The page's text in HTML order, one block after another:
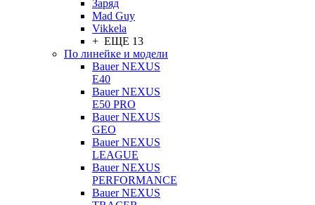
Заряд
Mad Guy
Vikkela
+ ЕЩЕ 13
По линейке и модели
Bauer NEXUS
E40
Bauer NEXUS
E50 PRO
Bauer NEXUS
GEO
Bauer NEXUS
LEAGUE
Bauer NEXUS
PERFORMANCE
Bauer NEXUS